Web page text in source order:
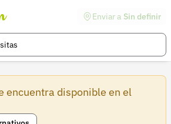
Enviar a Sin definir
encuentra disponible en el